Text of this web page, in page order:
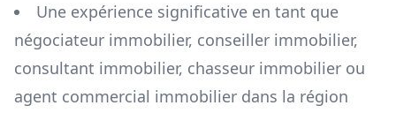
Une expérience significative en tant que
négociateur immobilier, conseiller immobilier,
consultant immobilier, chasseur immobilier ou
agent commercial immobilier dans la région